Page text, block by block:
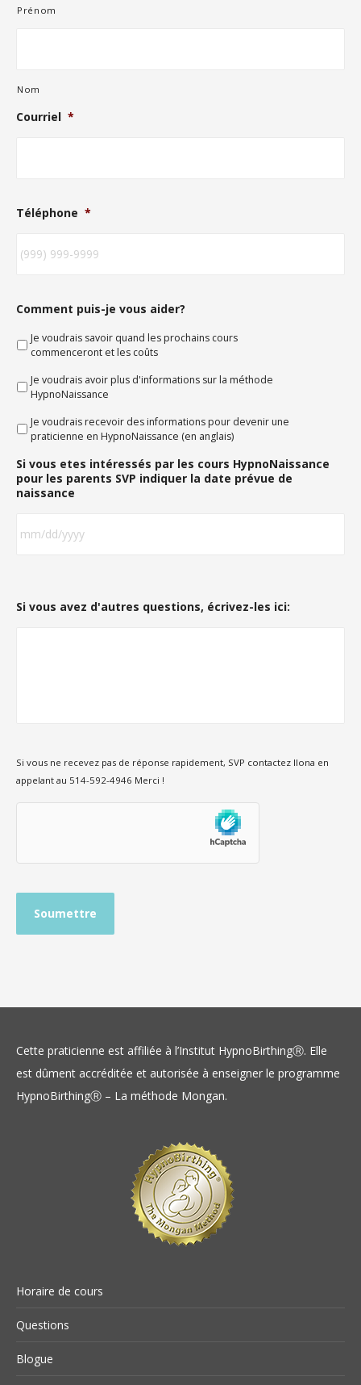
Prénom
Nom
Courriel *
Téléphone *
Comment puis-je vous aider?
Je voudrais savoir quand les prochains cours
commenceront et les coûts
Je voudrais avoir plus d'informations sur la méthode
HypnoNaissance
Je voudrais recevoir des informations pour devenir une
praticienne en HypnoNaissance (en anglais)
Si vous etes intéressés par les cours HypnoNaissance
pour les parents SVP indiquer la date prévue de
naissance
Si vous avez d'autres questions, écrivez-les ici:
Si vous ne recevez pas de réponse rapidement, SVP contactez Ilona en
appelant au 514-592-4946 Merci !
Soumettre
Cette praticienne est affiliée à l’Institut HypnoBirthingⓇ. Elle
est dûment accréditée et autorisée à enseigner le programme
HypnoBirthingⓇ – La méthode Mongan.
Horaire de cours
Questions
Blogue